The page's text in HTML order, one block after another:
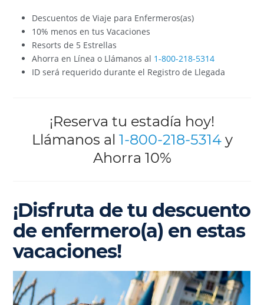
Descuentos de Viaje para Enfermeros(as)
10% menos en tus Vacaciones
Resorts de 5 Estrellas
Ahorra en Línea o Llámanos al 1-800-218-5314
ID será requerido durante el Registro de Llegada
¡Reserva tu estadía hoy!
Llámanos al 1-800-218-5314y
Ahorra 10%
¡Disfruta de tu descuento
de enfermero(a) en estas
vacaciones!